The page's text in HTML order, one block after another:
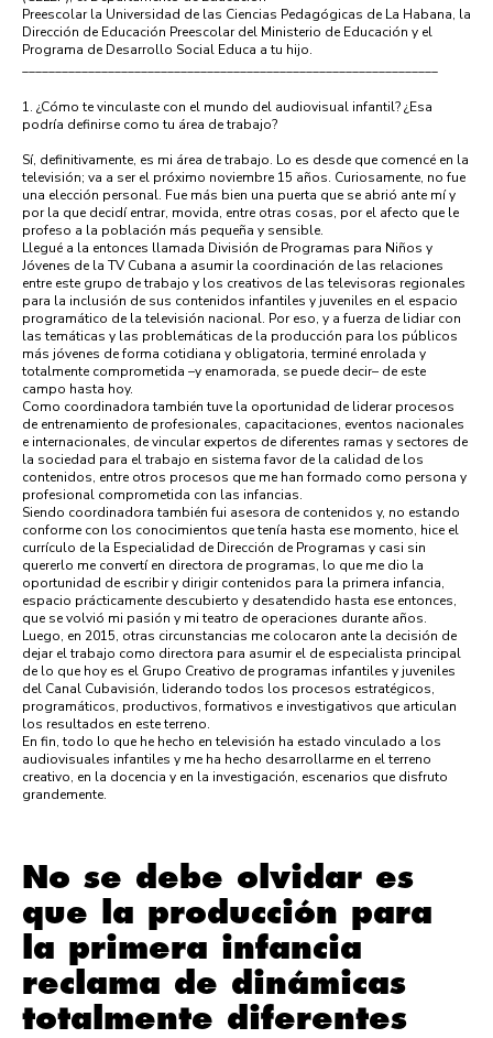
Preescolar la Universidad de las Ciencias Pedagógicas de La Habana, la
Dirección de Educación Preescolar del Ministerio de Educación y el
Programa de Desarrollo Social Educa a tu hijo.
1. ¿Cómo te vinculaste con el mundo del audiovisual infantil? ¿Esa
podría definirse como tu área de trabajo?
Sí, definitivamente, es mi área de trabajo. Lo es desde que comencé en la
televisión; va a ser el próximo noviembre 15 años. Curiosamente, no fue
una elección personal. Fue más bien una puerta que se abrió ante mí y
por la que decidí entrar, movida, entre otras cosas, por el afecto que le
profeso a la población más pequeña y sensible.
Llegué a la entonces llamada División de Programas para Niños y
Jóvenes de la TV Cubana a asumir la coordinación de las relaciones
entre este grupo de trabajo y los creativos de las televisoras regionales
para la inclusión de sus contenidos infantiles y juveniles en el espacio
programático de la televisión nacional. Por eso, y a fuerza de lidiar con
las temáticas y las problemáticas de la producción para los públicos
más jóvenes de forma cotidiana y obligatoria, terminé enrolada y
totalmente comprometida –y enamorada, se puede decir– de este
campo hasta hoy.
Como coordinadora también tuve la oportunidad de liderar procesos
de entrenamiento de profesionales, capacitaciones, eventos nacionales
e internacionales, de vincular expertos de diferentes ramas y sectores de
la sociedad para el trabajo en sistema favor de la calidad de los
contenidos, entre otros procesos que me han formado como persona y
profesional comprometida con las infancias.
Siendo coordinadora también fui asesora de contenidos y, no estando
conforme con los conocimientos que tenía hasta ese momento, hice el
currículo de la Especialidad de Dirección de Programas y casi sin
quererlo me convertí en directora de programas, lo que me dio la
oportunidad de escribir y dirigir contenidos para la primera infancia,
espacio prácticamente descubierto y desatendido hasta ese entonces,
que se volvió mi pasión y mi teatro de operaciones durante años.
Luego, en 2015, otras circunstancias me colocaron ante la decisión de
dejar el trabajo como directora para asumir el de especialista principal
de lo que hoy es el Grupo Creativo de programas infantiles y juveniles
del Canal Cubavisión, liderando todos los procesos estratégicos,
programáticos, productivos, formativos e investigativos que articulan
los resultados en este terreno.
En fin, todo lo que he hecho en televisión ha estado vinculado a los
audiovisuales infantiles y me ha hecho desarrollarme en el terreno
creativo, en la docencia y en la investigación, escenarios que disfruto
grandemente.
No se debe olvidar es
que la producción para
la primera infancia
reclama de dinámicas
totalmente diferentes